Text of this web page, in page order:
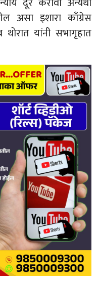
असा इशारा काँग्रेस
यांनी सभागृहात